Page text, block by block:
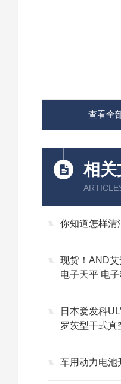
查看全
相关
你知道怎样清
现货！AND
电子天平 电
日本爱发科
罗茨型干式真
车用动力电池